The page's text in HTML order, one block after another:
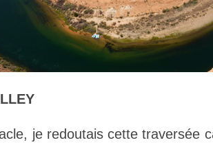
je redoutais cette traversée